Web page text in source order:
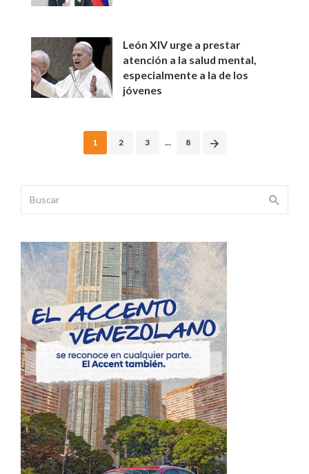
León XIV urge a prestar
atención a la salud mental,
especialmente a la de los
jóvenes
1 2 3 ... 8